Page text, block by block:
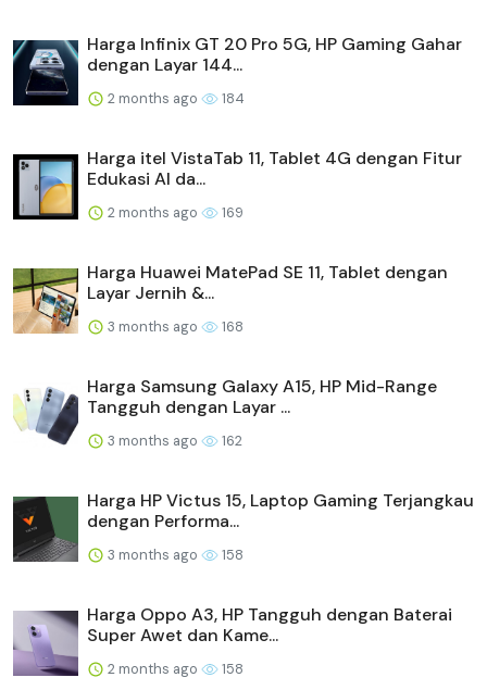
Harga Infinix GT 20 Pro 5G, HP Gaming Gahar
dengan Layar 144...
2 months ago 184
Harga itel VistaTab 11, Tablet 4G dengan Fitur
Edukasi AI da...
2 months ago 169
Harga Huawei MatePad SE 11, Tablet dengan
Layar Jernih &...
3 months ago 168
Harga Samsung Galaxy A15, HP Mid-Range
Tangguh dengan Layar ...
3 months ago 162
Harga HP Victus 15, Laptop Gaming Terjangkau
dengan Performa...
3 months ago 158
Harga Oppo A3, HP Tangguh dengan Baterai
Super Awet dan Kame...
2 months ago 158